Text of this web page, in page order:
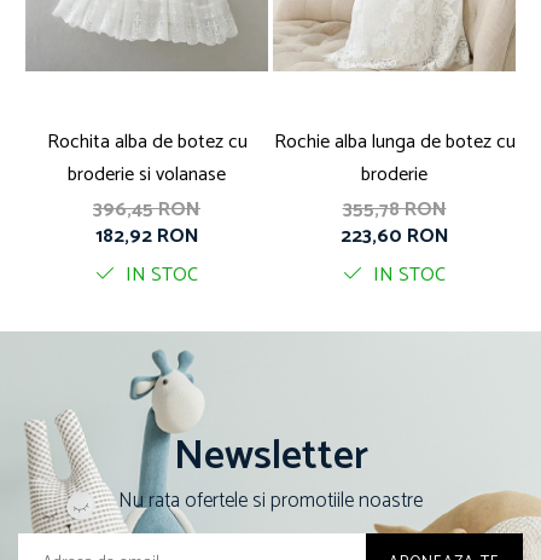
Rochita alba de botez cu
broderie si volanase
396,45 RON
182,92 RON
IN STOC
Rochie alba lunga de botez cu
broderie
355,78 RON
223,60 RON
IN STOC
Newsletter
Nu rata ofertele si promotiile noastre